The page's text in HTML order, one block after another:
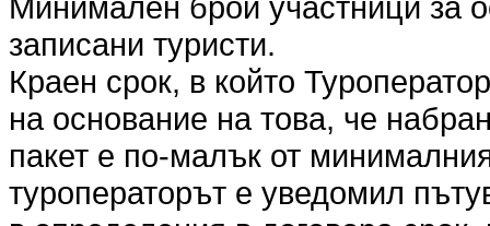
записани туристи.
Краен срок, в който
на основание на това, че
пакет е по-малък от
туроператорът е уведомил